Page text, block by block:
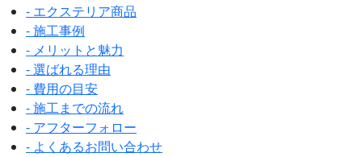
- エクステリア商品
- 施工事例
- メリットと魅力
- 選ばれる理由
- 費用の目安
- 施工までの流れ
- アフターフォロー
- よくあるお問い合わせ